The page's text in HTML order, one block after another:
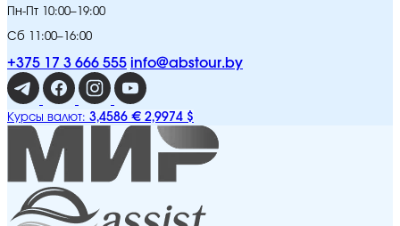
Пн-Пт 10:00–19:00
Сб 11:00–16:00
+375 17 3 666 555 info@abstour.by
Курсы валют: 3,4586 € 2,9974 $